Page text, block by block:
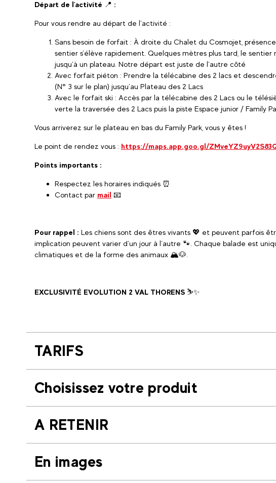
Départ de l'activité 📍 :
Pour vous rendre au départ de l’activité :
Sans besoin de forfait : À droite du Chalet du Cosmojet,
sentier s’élève rapidement. Quelques mètres plus tard, le
jusqu’à un plateau. Notre départ est juste de l’autre côté
Avec forfait piéton : Prendre la télécabine des 2 lacs et
(N° 3 sur le plan) jusqu’au Plateau des 2 Lacs
Avec le forfait ski : Accès par la télécabine des 2 Lacs ou le
verte la traversée des 2 Lacs puis la piste Espace junior / Family
Vous arriverez sur le plateau en bas du Family Park, vous y êtes !
Le point de rendez vous : https://maps.app.goo.gl/
Points importants :
Respectez les horaires indiqués ⏰
Contact par mail 📧
Pour rappel : Les chiens sont des êtres vivants 💖 et peuvent parfois
implication peuvent varier d’un jour à l’autre 🐾. Chaque balade est
climatiques et de la forme des animaux 🏔️🐶.
EXCLUSIVITÉ EVOLUTION 2 VAL THORENS ⛷️✨
TARIFS
Choisissez votre produit
A RETENIR
En images